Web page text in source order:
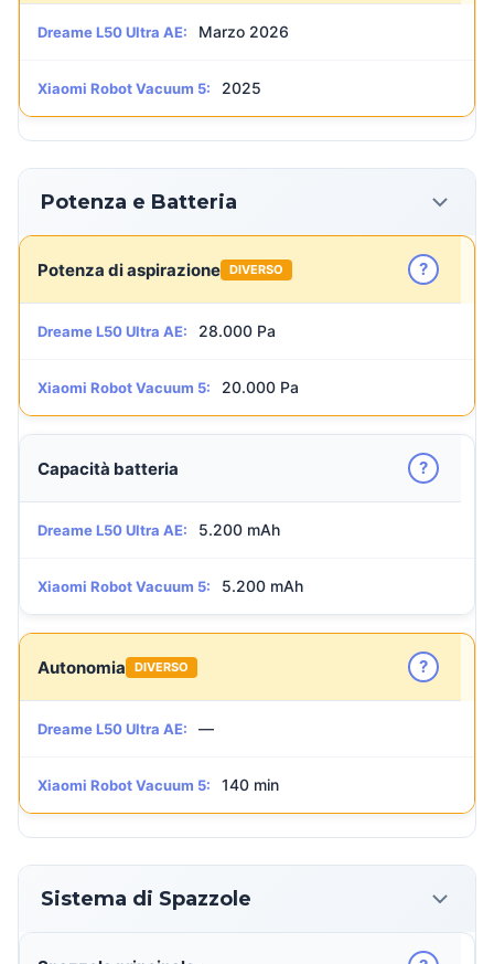
Dreame L50 Ultra AE: Marzo 2026
Xiaomi Robot Vacuum 5: 2025
Potenza e Batteria
Potenza di aspirazione DIVERSO ?
Dreame L50 Ultra AE: 28.000 Pa
Xiaomi Robot Vacuum 5: 20.000 Pa
Capacità batteria ?
Dreame L50 Ultra AE: 5.200 mAh
Xiaomi Robot Vacuum 5: 5.200 mAh
Autonomia DIVERSO ?
Dreame L50 Ultra AE: —
Xiaomi Robot Vacuum 5: 140 min
Sistema di Spazzole